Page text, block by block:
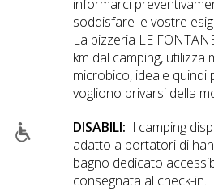
informarci
soddisfare le vostre
La pizzeria LE
km dal camping, utilizza
microbico, ideale quindi
vogliono privarsi della
DISABILI: Il camping
adatto a portatori di
bagno dedicato
consegnata al check-in.